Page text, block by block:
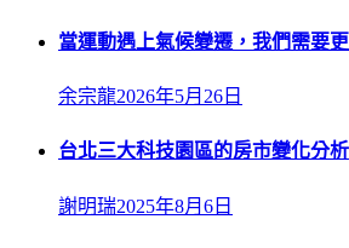
當運動遇上氣候變遷，我們需要
余宗龍2026年5月26日
台北三大科技園區的房市變化分析
謝明瑞2025年8月6日